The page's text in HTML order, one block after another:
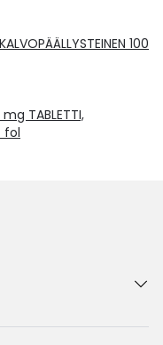
100
mg TABLETTI,
fol